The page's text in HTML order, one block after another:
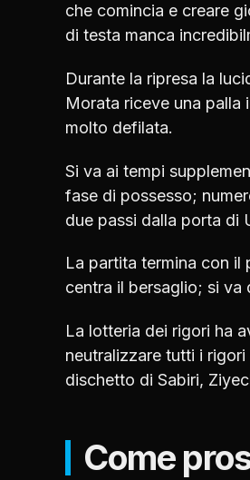
che comincia e creare
di testa manca
Durante la ripresa la
Morata riceve una palla
molto defilata.
Si va ai tempi
fase di possesso;
due passi dalla porta di
La partita termina con il
centra il bersaglio; si va
La lotteria dei rigori ha
neutralizzare tutti i
dischetto di Sabiri,
Come